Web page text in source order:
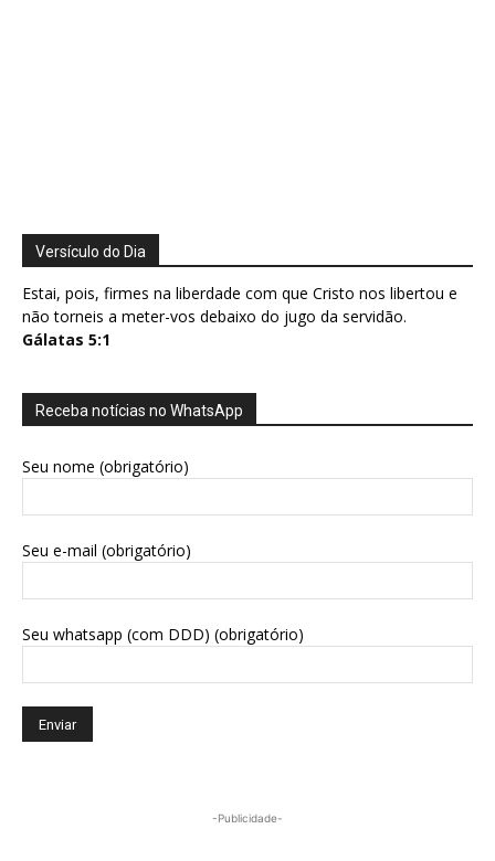
Versículo do Dia
Estai, pois, firmes na liberdade com que Cristo nos libertou e
não torneis a meter-vos debaixo do jugo da servidão.
Gálatas 5:1
Receba notícias no WhatsApp
Seu nome (obrigatório)
Seu e-mail (obrigatório)
Seu whatsapp (com DDD) (obrigatório)
-Publicidade-